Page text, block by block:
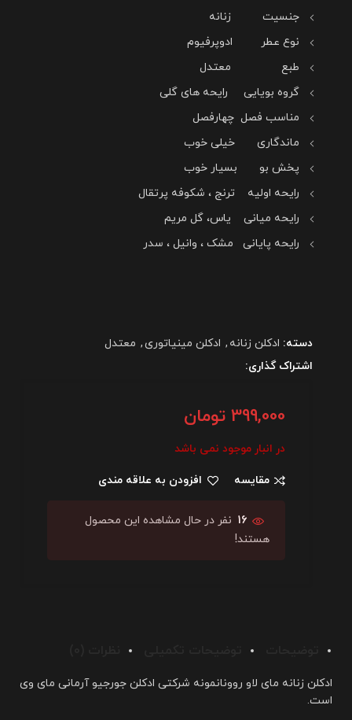
جنسیت زنانه
نوع عطر ادوپرفیوم
طبع معتدل
گروه بویایی رایحه های گلی
مناسب فصل چهارفصل
ماندگاری خیلی خوب
پخش بو بسیار خوب
رایحه اولیه ترنج ، شکوفه پرتقال
رایحه میانی یاس، گل مریم
رایحه پایانی مشک ، وانیل ، سدر
دسته: ادکلن زنانه , ادکلن مینیاتوری, معتدل
اشتراک گذاری:
399,000 تومان
در انبار موجود نمی باشد
مقایسه افزودن به علاقه مندی
16 نفر در حال مشاهده این محصول
هستند!
ادکلن زنانه مای لاو روونانمونه شرکتی ادکلن جورجیو آرمانی مای وی
است.